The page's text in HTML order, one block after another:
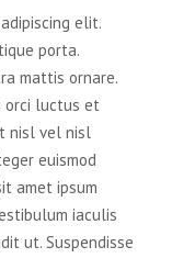
elit.
porta.
mattis ornare.
orci luctus et
nisl vel nisl
euismod
amet ipsum
iaculis
ut. Suspendisse